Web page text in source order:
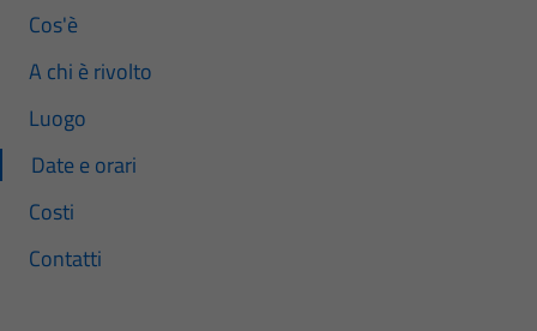
Cos'è
A chi è rivolto
Luogo
Date e orari
Costi
Contatti